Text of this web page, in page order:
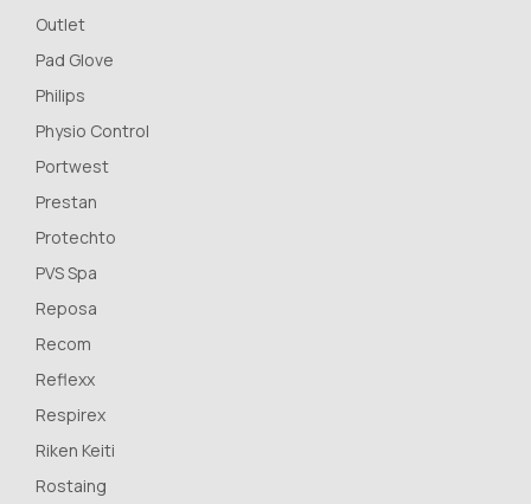
Outlet
Pad Glove
Philips
Physio Control
Portwest
Prestan
Protechto
PVS Spa
Reposa
Recom
Reflexx
Respirex
Riken Keiti
Rostaing